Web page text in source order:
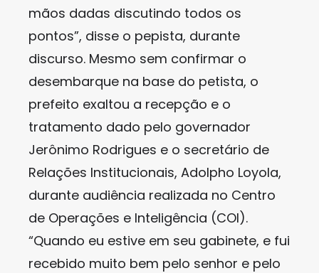
mãos dadas discutindo todos os
pontos”, disse o pepista, durante
discurso. Mesmo sem confirmar o
desembarque na base do petista, o
prefeito exaltou a recepção e o
tratamento dado pelo governador
Jerônimo Rodrigues e o secretário de
Relações Institucionais, Adolpho Loyola,
durante audiência realizada no Centro
de Operações e Inteligência (COI).
“Quando eu estive em seu gabinete, e fui
recebido muito bem pelo senhor e pelo